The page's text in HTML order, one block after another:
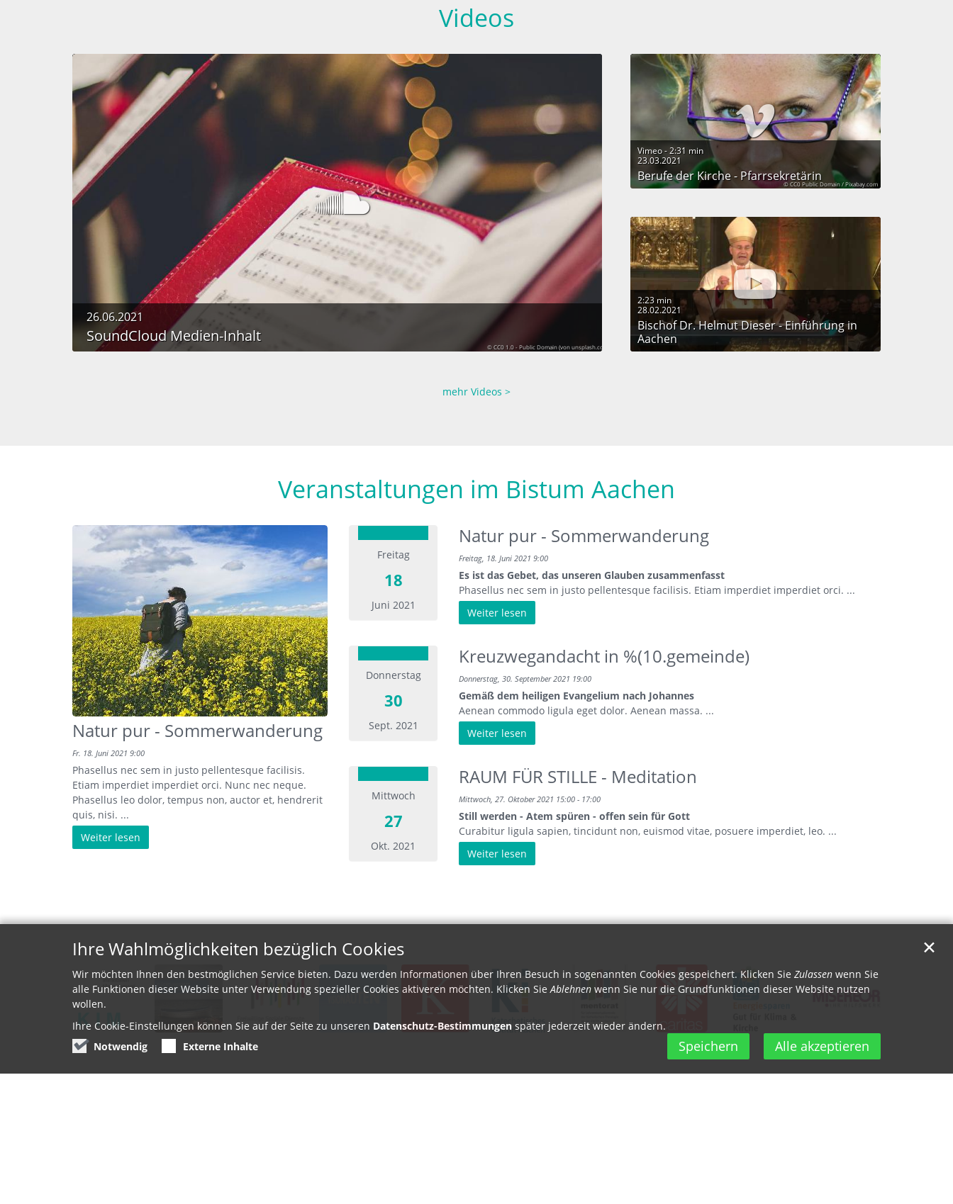
Videos
26.06.2021
SoundCloud Medien-Inhalt
© CC0 1.0 - Public Domain (von unsplash.com)
Vimeo - 2:31 min
23.03.2021
Berufe der Kirche - Pfarrsekretärin
© CC0 Public Domain / Pixabay.com
2:23 min
28.02.2021
Bischof Dr. Helmut Dieser - Einführung in
Aachen
mehr Videos >
Veranstaltungen im Bistum Aachen
Natur pur - Sommerwanderung
Fr. 18. Juni 2021 9:00
Phasellus nec sem in justo pellentesque facilisis.
Etiam imperdiet imperdiet orci. Nunc nec neque.
Phasellus leo dolor, tempus non, auctor et, hendrerit
quis, nisi. ...
Weiter lesen
Freitag
18
Juni 2021
Natur pur - Sommerwanderung
Freitag, 18. Juni 2021 9:00
Es ist das Gebet, das unseren Glauben zusammenfasst
Phasellus nec sem in justo pellentesque facilisis. Etiam imperdiet imperdiet orci. ...
Weiter lesen
Donnerstag
30
Sept. 2021
Kreuzwegandacht in %(10.gemeinde)
Donnerstag, 30. September 2021 19:00
Gemäß dem heiligen Evangelium nach Johannes
Aenean commodo ligula eget dolor. Aenean massa. ...
Weiter lesen
Mittwoch
27
Okt. 2021
RAUM FÜR STILLE - Meditation
Mittwoch, 27. Oktober 2021 15:00 - 17:00
Still werden - Atem spüren - offen sein für Gott
Curabitur ligula sapien, tincidunt non, euismod vitae, posuere imperdiet, leo. ...
Weiter lesen
Ihre Wahlmöglichkeiten bezüglich Cookies
Wir möchten Ihnen den bestmöglichen Service bieten. Dazu werden Informationen über Ihren Besuch in sogenannten Cookies gespeichert. Klicken Sie Zulassen wenn Sie
alle Funktionen dieser Website unter Verwendung spezieller Cookies aktiveren möchten. Klicken SieAblehnen wenn Sie nur die Grundfunktionen dieser Website nutzen
wollen.
Ihre Cookie-Einstellungen können Sie auf der Seite zu unseren Datenschutz-Bestimmungen später jederzeit wieder ändern.
Notwendig
Externe Inhalte Speichern Alle akzeptieren
✕